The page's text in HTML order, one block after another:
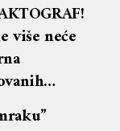
više neće